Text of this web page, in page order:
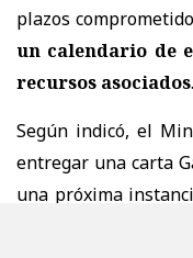
plazos
un calendario de
recursos asociados.
Según indicó, el
entregar una carta
una próxima